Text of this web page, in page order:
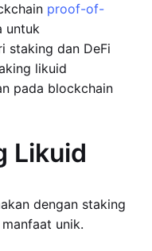
proof-of-
untuk
staking dan DeFi
likuid
pada blockchain
Likuid
dengan staking
unik.